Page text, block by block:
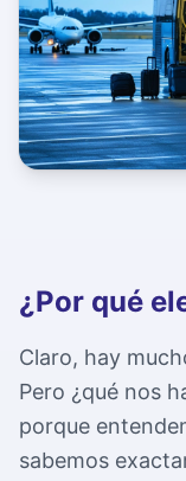
¿Por qué
Claro, hay
Pero ¿qué nos
porque
sabemos